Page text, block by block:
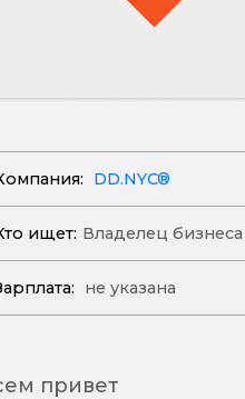
DD.NYC®
ищет: Владелец бизнеса
не указана
привет